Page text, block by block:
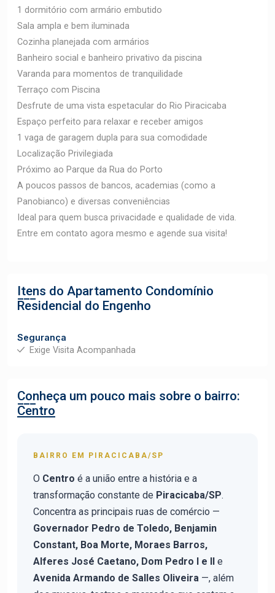
1 dormitório com armário embutido
Sala ampla e bem iluminada
Cozinha planejada com armários
Banheiro social e banheiro privativo da piscina
Varanda para momentos de tranquilidade
Terraço com Piscina
Desfrute de uma vista espetacular do Rio Piracicaba
Espaço perfeito para relaxar e receber amigos
1 vaga de garagem dupla para sua comodidade
Localização Privilegiada
Próximo ao Parque da Rua do Porto
A poucos passos de bancos, academias (como a
Panobianco) e diversas conveniências
Ideal para quem busca privacidade e qualidade de vida.
Entre em contato agora mesmo e agende sua visita!
Itens do Apartamento Condomínio
Residencial do Engenho
Segurança
Exige Visita Acompanhada
Conheça um pouco mais sobre o bairro:
Centro
BAIRRO EM PIRACICABA/SP
O Centro é a união entre a história e a
transformação constante de Piracicaba/SP.
Concentra as principais ruas de comércio —
Governador Pedro de Toledo, Benjamin
Constant, Boa Morte, Moraes Barros,
Alferes José Caetano, Dom Pedro I e II e
Avenida Armando de Salles Oliveira —, além